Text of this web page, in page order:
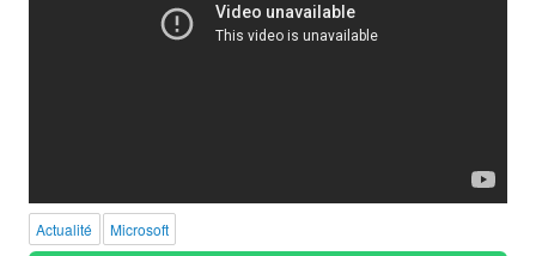
Actualité Microsoft